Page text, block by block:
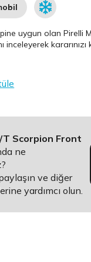
uygun olanPirelli
inceleyerek
T Scorpion Front
ne
ve diğer
yardımcı olun.